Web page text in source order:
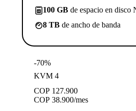
100 GB de espacio en disco
8 TB de ancho de banda
-70%
KVM 4
COP 127.900
COP 38.900/mes